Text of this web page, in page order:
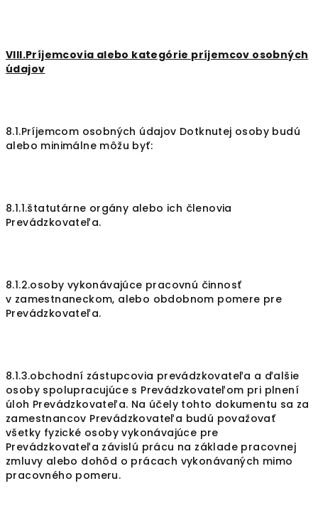
VIII.Príjemcovia alebo kategórie príjemcov osobných
údajov
8.1.Príjemcom osobných údajov Dotknutej osoby budú
alebo minimálne môžu byť:
8.1.1.štatutárne orgány alebo ich členovia
Prevádzkovateľa.
8.1.2.osoby vykonávajúce pracovnú činnosť
v zamestnaneckom, alebo obdobnom pomere pre
Prevádzkovateľa.
8.1.3.obchodní zástupcovia prevádzkovateľa a ďalšie
osoby spolupracujúce s Prevádzkovateľom pri plnení
úloh Prevádzkovateľa. Na účely tohto dokumentu sa za
zamestnancov Prevádzkovateľa budú považovať
všetky fyzické osoby vykonávajúce pre
Prevádzkovateľa závislú prácu na základe pracovnej
zmluvy alebo dohôd o prácach vykonávaných mimo
pracovného pomeru.